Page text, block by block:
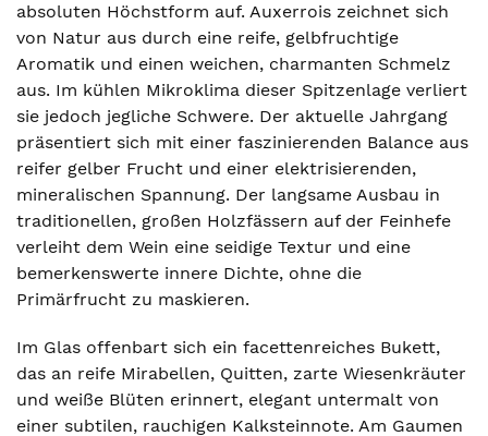
absoluten Höchstform auf. Auxerrois zeichnet sich
von Natur aus durch eine reife, gelbfruchtige
Aromatik und einen weichen, charmanten Schmelz
aus. Im kühlen Mikroklima dieser Spitzenlage verliert
sie jedoch jegliche Schwere. Der aktuelle Jahrgang
präsentiert sich mit einer faszinierenden Balance aus
reifer gelber Frucht und einer elektrisierenden,
mineralischen Spannung. Der langsame Ausbau in
traditionellen, großen Holzfässern auf der Feinhefe
verleiht dem Wein eine seidige Textur und eine
bemerkenswerte innere Dichte, ohne die
Primärfrucht zu maskieren.
Im Glas offenbart sich ein facettenreiches Bukett,
das an reife Mirabellen, Quitten, zarte Wiesenkräuter
und weiße Blüten erinnert, elegant untermalt von
einer subtilen, rauchigen Kalksteinnote. Am Gaumen